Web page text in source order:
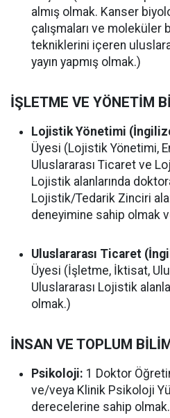
almış olmak. Kanser
çalışmaları ve moleküler
tekniklerini içeren
yayın yapmış olmak.)
İŞLETME VE YÖNETİM
Lojistik Yönetimi
Üyesi (Lojistik Yönetimi,
Uluslararası Ticaret ve
Lojistik alanlarında
Lojistik/Tedarik Zinciri
deneyimine sahip olmak
Uluslararası Ticaret
Üyesi (İşletme, İktisat,
Uluslararası Lojistik
olmak.)
İNSAN VE TOPLUM
Psikoloji: 1 Doktor
ve/veya Klinik Psikoloji
derecelerine sahip